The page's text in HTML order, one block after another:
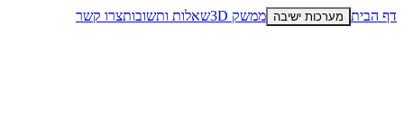
דף הבית מערכות ישיבה ממשק 3D שאלות ותשובותצרו קשר